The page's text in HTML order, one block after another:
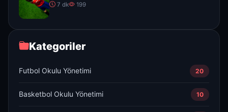
7 dk 199
Kategoriler
Futbol Okulu Yönetimi 20
Basketbol Okulu Yönetimi 10